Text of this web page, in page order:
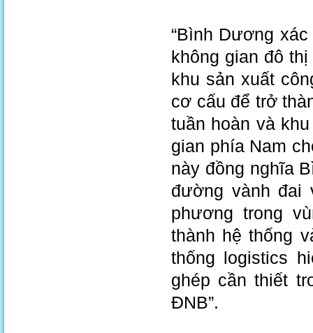
“Bình Dương
không gian đô
khu sản xuất
cơ cấu để trở
tuần hoàn và
gian phía Nam
này đồng nghĩa
đường vành đai
phương trong
thành hệ thống
thống logistics
ghép cần thiết
ĐNB”.